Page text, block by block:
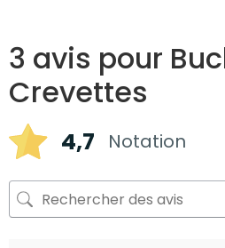
3 avis pour
Crevettes
4,7 Notation